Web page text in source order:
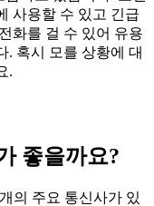
사용할 수 있고 긴급
화를 걸 수 있어 유용
. 혹시 모를 상황에 대
.
좋을까요?
의 주요 통신사가 있